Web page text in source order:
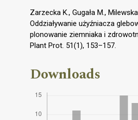
Zarzecka K., Gugała M.,
Oddziaływanie użyźniacza
plonowanie ziemniaka i
Plant Prot. 51(1), 153–157.
Downloads